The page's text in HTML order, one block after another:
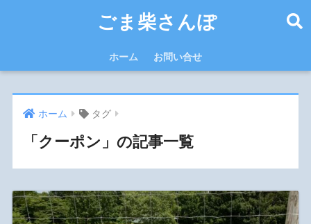
ごま柴さんぽ
ホーム お問い合せ
ホーム タグ
「クーポン」の記事一覧